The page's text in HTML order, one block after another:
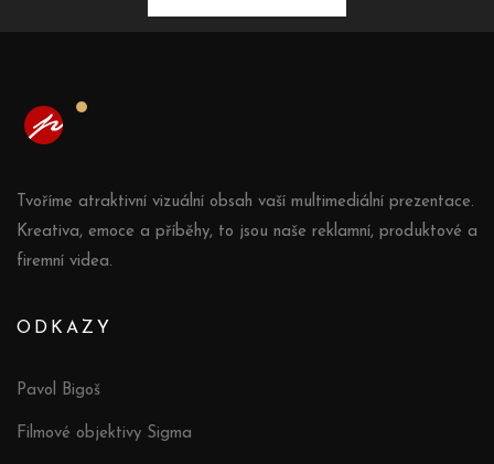
Tvoříme atraktivní vizuální obsah vaší multimediální prezentace.
Kreativa, emoce a příběhy, to jsou naše reklamní, produktové a
firemní videa.
ODKAZY
Pavol Bigoš
Filmové objektivy Sigma